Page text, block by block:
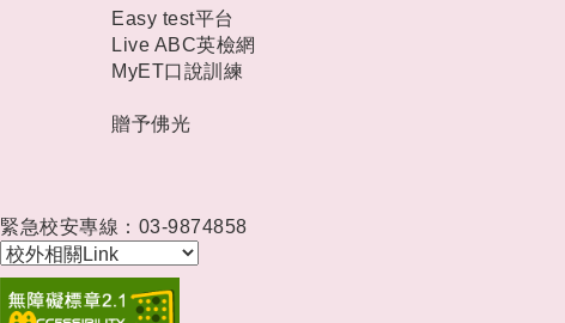
Easy test平台
Live ABC英檢網
MyET口說訓練
贈予佛光
緊急校安專線：03-9874858